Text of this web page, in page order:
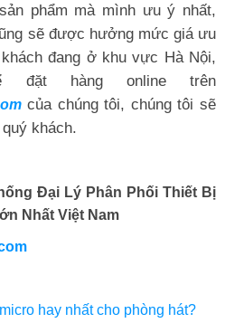
phẩm mà mình ưu ý nhất,
sẽ được hưởng mức giá ưu
đang ở khu vực Hà Nội,
đặt hàng online trên
của chúng tôi, chúng tôi sẽ
khách.
Đại Lý Phân Phối Thiết Bị
Nhất Việt Nam
hay nhất cho phòng hát?